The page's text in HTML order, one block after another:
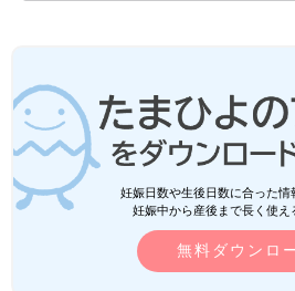
妊娠日数や生後日数に合った情
妊娠中から産後まで長く使え
無料ダウンロ